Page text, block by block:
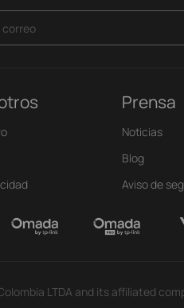
correo
Prensa
Noticias
Blog
Aviso de
LTDA and its affiliated